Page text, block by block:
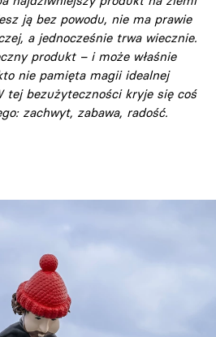
ją bez powodu, nie ma prawie
a jednocześnie trwa wiecznie.
produkt – i może właśnie
nie pamięta magii idealnej
tej bezużyteczności kryje się coś
zachwyt, zabawa, radość.